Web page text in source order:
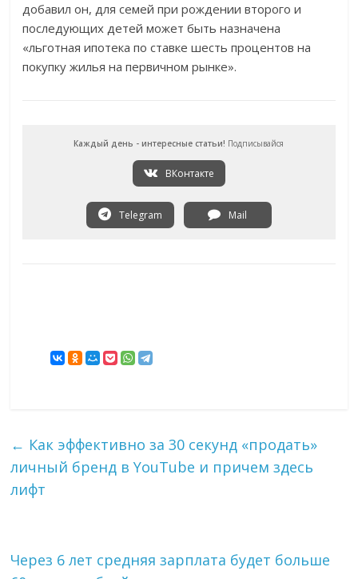
добавил он, для семей при рождении второго и
последующих детей может быть назначена
«льготная ипотека по ставке шесть процентов на
покупку жилья на первичном рынке».
Каждый день - интересные статьи! Подписывайся
ВКонтакте
Telegram Mail
← Как эффективно за 30 секунд «продать»
личный бренд в YouTube и причем здесь
лифт
Через 6 лет средняя зарплата будет больше